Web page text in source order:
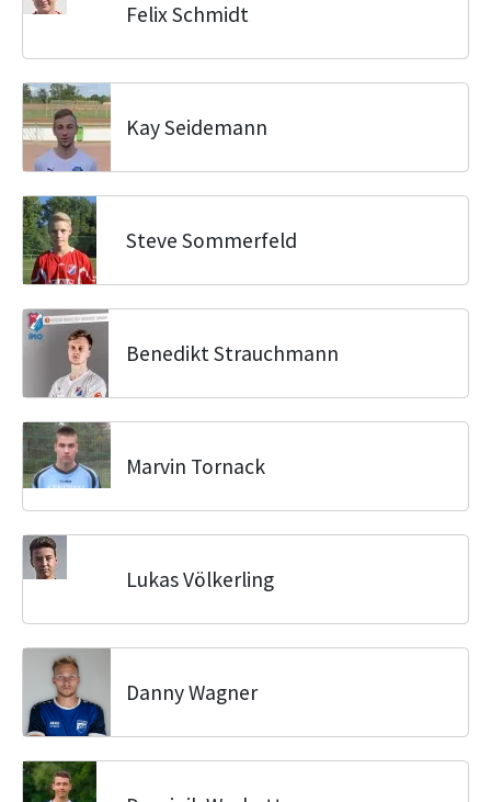
Felix Schmidt
Kay Seidemann
Steve Sommerfeld
Benedikt Strauchmann
Marvin Tornack
Lukas Völkerling
Danny Wagner